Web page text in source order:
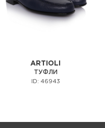
ARTIOLI
ТУФЛИ
ID: 46943